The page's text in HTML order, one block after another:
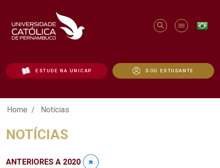
ESTUDE NA UNICAP SOU ESTUDANTE
Notícias - Unicap
Home Notícias
NOTÍCIAS
ANTERIORES A 2020